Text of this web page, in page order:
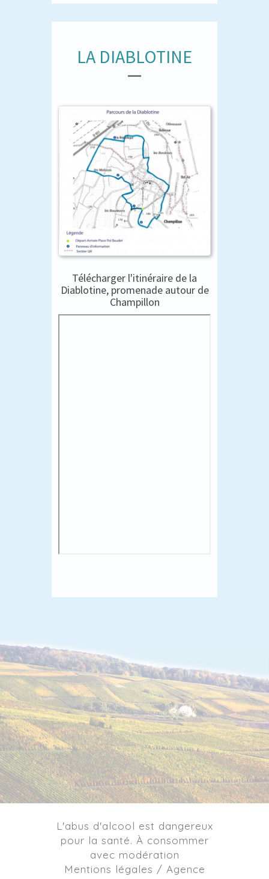
LA DIABLOTINE
Télécharger l'itinéraire de la
Diablotine, promenade autour de
Champillon
L'abus d'alcool est dangereux
pour la santé. À consommer
avec modération
Mentions légales / Agence